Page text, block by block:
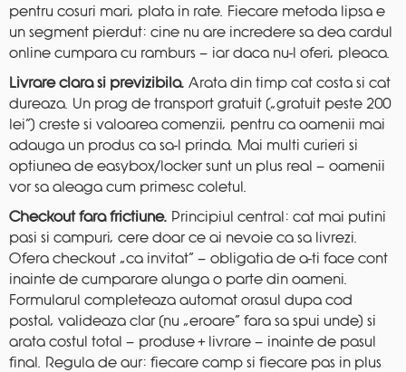
pentru cosuri mari, plata in rate. Fiecare metoda lipsa e
un segment pierdut: cine nu are incredere sa dea cardul
online cumpara cu ramburs — iar daca nu-l oferi, pleaca.
Livrare clara si previzibila. Arata din timp cat costa si cat
dureaza. Un prag de transport gratuit („gratuit peste 200
lei”) creste si valoarea comenzii, pentru ca oamenii mai
adauga un produs ca sa-l prinda. Mai multi curieri si
optiunea de easybox/locker sunt un plus real — oamenii
vor sa aleaga cum primesc coletul.
Checkout fara frictiune. Principiul central: cat mai putini
pasi si campuri, cere doar ce ai nevoie ca sa livrezi.
Ofera checkout „ca invitat” — obligatia de a-ti face cont
inainte de cumparare alunga o parte din oameni.
Formularul completeaza automat orasul dupa cod
postal, valideaza clar (nu „eroare” fara sa spui unde) si
arata costul total — produse + livrare — inainte de pasul
final. Regula de aur: fiecare camp si fiecare pas in plus